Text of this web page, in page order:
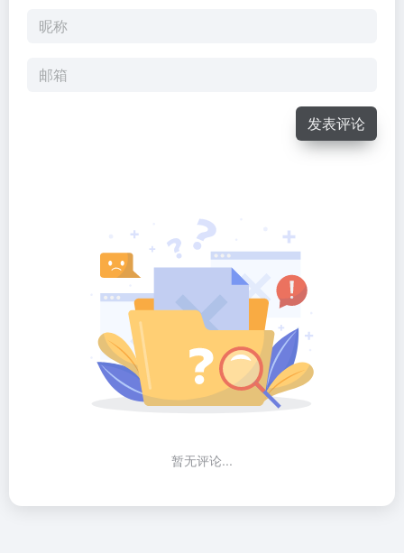
发表评论
暂无评论...